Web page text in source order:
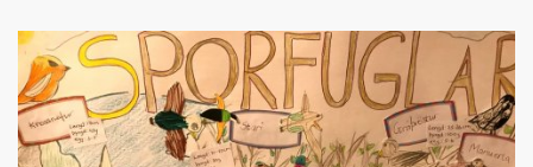
landinu geta verið með. Námskeiðið hefst 24. febrúar
2021.